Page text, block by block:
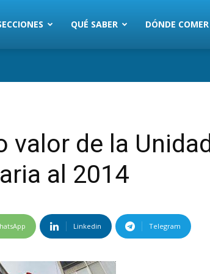
QUÉ SABER DÓNDE COMER
valor de la Unidad
al 2014
Linkedin Telegram